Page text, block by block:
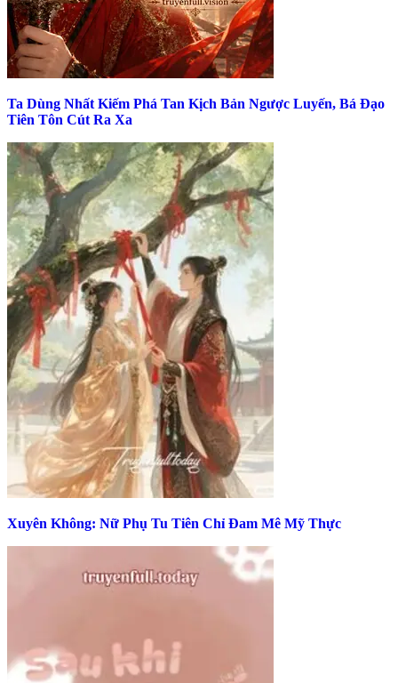
Ta Dùng Nhất Kiếm Phá Tan Kịch Bản Ngược Luyến, Bá Đạo
Tiên Tôn Cút Ra Xa
Xuyên Không: Nữ Phụ Tu Tiên Chỉ Đam Mê Mỹ Thực